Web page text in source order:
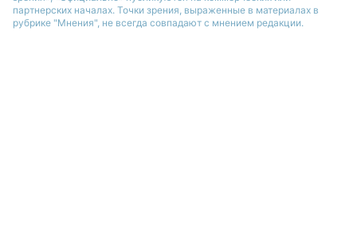
партнерских началах. Точки зрения, выраженные в материалах в
рубрике "Мнения", не всегда совпадают с мнением редакции.